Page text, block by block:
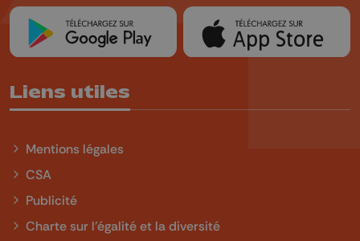
Liens utiles
Mentions légales
CSA
Publicité
Charte sur l'égalité et la diversité